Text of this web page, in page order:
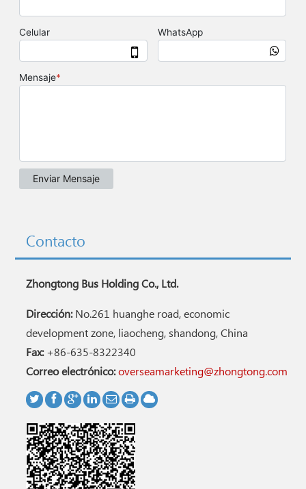
Contacto
Zhongtong Bus Holding Co., Ltd.
Dirección:No.261 huanghe road, economic
development zone, liaocheng, shandong, China
Fax:+86-635-8322340
Correo electrónico:overseamarketing@zhongtong.com